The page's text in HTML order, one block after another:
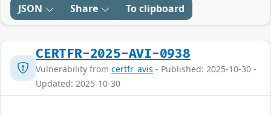
JSON Share To clipboard
CERTFR-2025-AVI-0938
Vulnerability from certfr_avis - Published: 2025-10-30 -
Updated: 2025-10-30